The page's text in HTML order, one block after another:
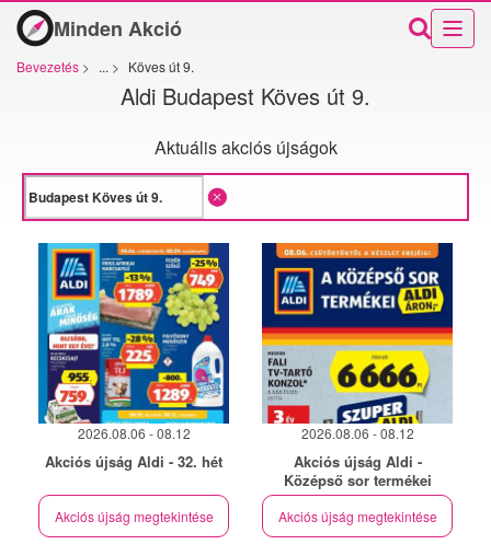
Minden Akció
Bevezetés > ... > Köves út 9.
Aldi Budapest Köves út 9.
Aktuális akciós újságok
2026.08.06 - 08.12
Akciós újság Aldi - 32. hét
Akciós újság megtekintése
2026.08.06 - 08.12
Akciós újság Aldi -
Középső sor termékei
Akciós újság megtekintése